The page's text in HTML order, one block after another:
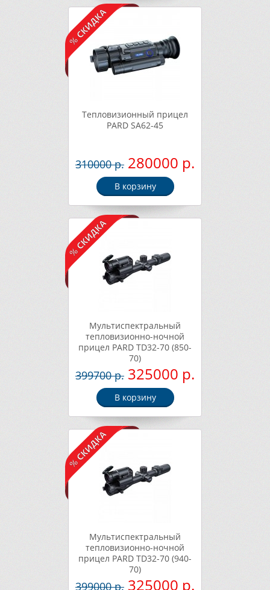
Тепловизионный прицел
PARD SA62-45
310000 р. 280000 р.
В корзину
Мультиспектральный
тепловизионно-ночной
прицел PARD TD32-70 (850-
70)
399700 р. 325000 р.
В корзину
Мультиспектральный
тепловизионно-ночной
прицел PARD TD32-70 (940-
70)
399000 р. 325000 р.